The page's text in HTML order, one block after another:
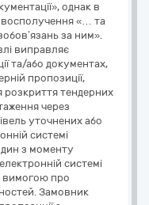
однак в
«… та
за ним».
виправляє
та/або документах,
пропозиції,
розкриття тендерних
через
уточнених або
системі
з моменту
системі
вимогою про
Замовник